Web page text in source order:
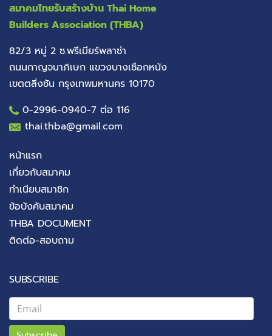
สมาคมไทยรับสร้างบ้าน Thai Home
Builders Association (THBA)
82/3 หมู่ 2 ซ.พรีเมียร์พลาซ่า
ถนนกาญจนาภิเษก แขวงบางเชือกหนัง
เขตตลิ่งชัน กรุงเทพมหานคร 10170
0-2996-0940-7 ต่อ 116
thai.thba@gmail.com
หน้าแรก
เกี่ยวกับสมาคม
ทำเนียบสมาชิก
ข้อบังคับสมาคม
THBA DOCUMENT
ติดต่อ-สอบถาม
SUBSCRIBE